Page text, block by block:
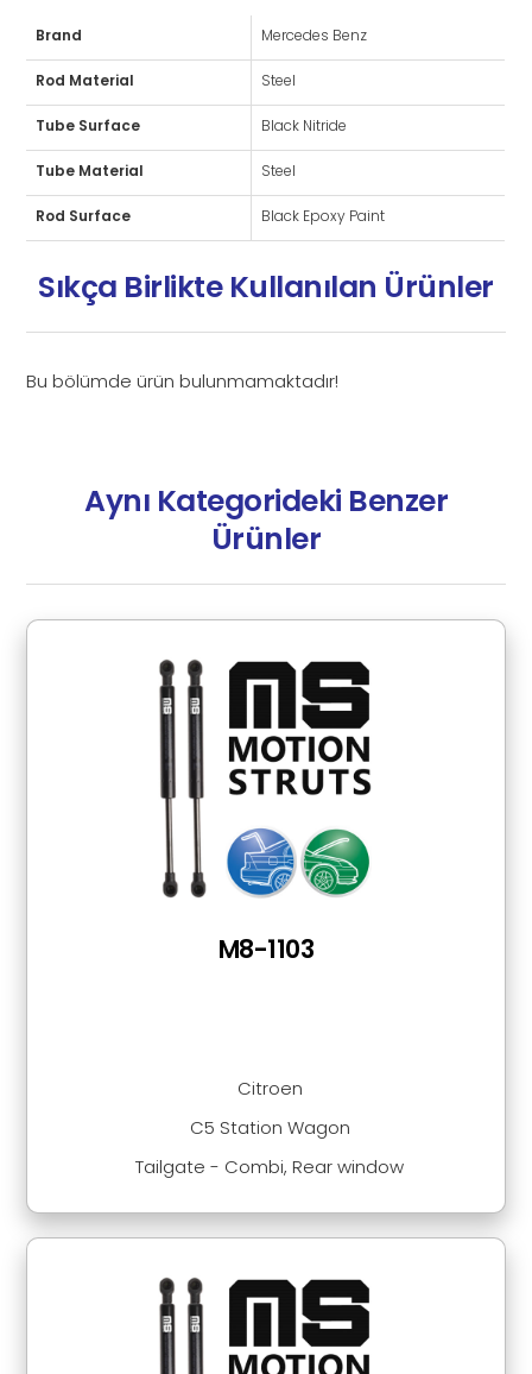
Brand Mercedes Benz
Rod Material Steel
Tube Surface Black Nitride
Tube Material Steel
Rod Surface Black Epoxy Paint
Sıkça Birlikte Kullanılan Ürünler
Bu bölümde ürün bulunmamaktadır!
Aynı Kategorideki Benzer
Ürünler
Citroen
C5 Station Wagon
Tailgate - Combi, Rear window
M8-1103